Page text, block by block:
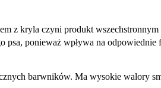
z kryla czyni produkt
ponieważ wpływa na
barwników. Ma wysokie walory